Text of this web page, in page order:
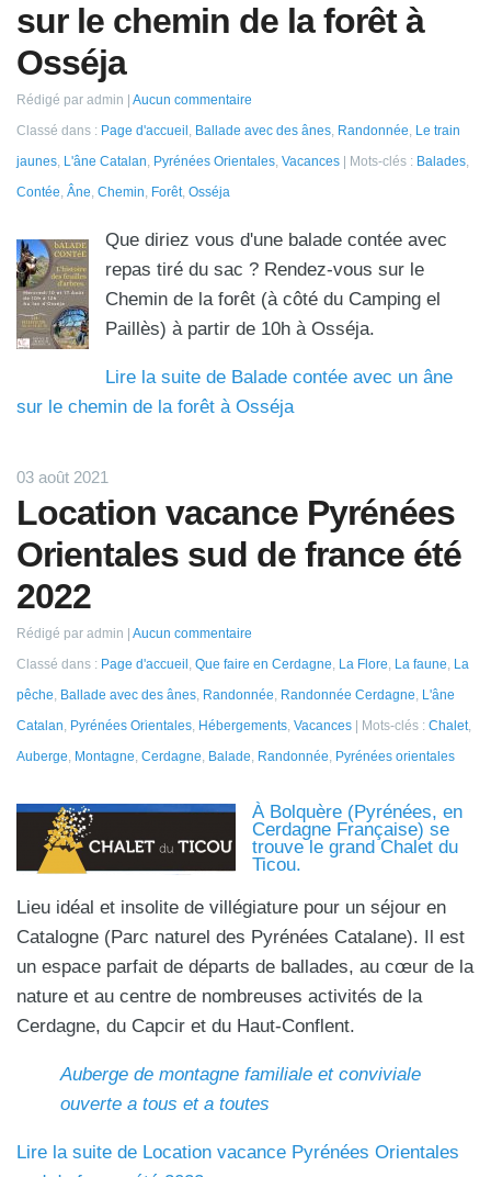
sur le chemin de la forêt à
Osséja
Rédigé par admin Aucun commentaire
Classé dans : Page d'accueil Ballade avec des ânes Randonnée Le train
jaunes L'âne Catalan Pyrénées Orientales Vacances Mots-clés : Balades
Contée Âne Chemin Forêt Osséja
Que diriez vous d'une balade contée avec
repas tiré du sac ? Rendez-vous sur le
Chemin de la forêt (à côté du Camping el
Paillès) à partir de 10h à Osséja.
Lire la suite de Balade contée avec un âne
sur le chemin de la forêt à Osséja
03 août 2021
Location vacance Pyrénées
Orientales sud de france été
2022
Rédigé par admin Aucun commentaire
Classé dans : Page d'accueil Que faire en Cerdagne La Flore La faune La
pêche Ballade avec des ânes Randonnée Randonnée Cerdagne L'âne
Catalan Pyrénées Orientales Hébergements Vacances Mots-clés : Chalet
Auberge Montagne Cerdagne Balade Randonnée Pyrénées orientales
À Bolquère (Pyrénées, en
Cerdagne Française) se
trouve le grand Chalet du
Ticou.
Lieu idéal et insolite de villégiature pour un séjour en
Catalogne (Parc naturel des Pyrénées Catalane). Il est
un espace parfait de départs de ballades, au cœur de la
nature et au centre de nombreuses activités de la
Cerdagne, du Capcir et du Haut-Conflent.
Auberge de montagne familiale et conviviale
ouverte a tous et a toutes
Lire la suite de Location vacance Pyrénées Orientales